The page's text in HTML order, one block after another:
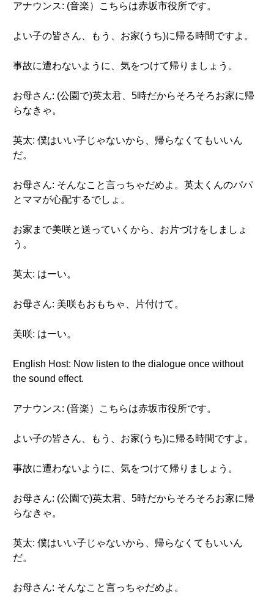
アナウンス: (音楽）こちらは赤坂市役所です。
よい子の皆さん、もう、お家(うち)に帰る時間ですよ。
事故に遭わないように、気をつけて帰りましょう。
お母さん: (公園で)英太君、5時だからそろそろお家に帰
らなきゃ。
英太: 僕はいい子じゃないから、帰らなくてもいいん
だ。
お母さん: そんなこと言っちゃだめよ。英太くんのパパ
とママが心配するでしょ。
お家まで美咲と送っていくから、お片づけをしましょ
う。
英太: はーい。
お母さん: 美咲もおもちゃ、片付けて。
美咲: はーい。
English Host: Now listen to the dialogue once without
the sound effect.
アナウンス: (音楽）こちらは赤坂市役所です。
よい子の皆さん、もう、お家(うち)に帰る時間ですよ。
事故に遭わないように、気をつけて帰りましょう。
お母さん: (公園で)英太君、5時だからそろそろお家に帰
らなきゃ。
英太: 僕はいい子じゃないから、帰らなくてもいいん
だ。
お母さん: そんなこと言っちゃだめよ。